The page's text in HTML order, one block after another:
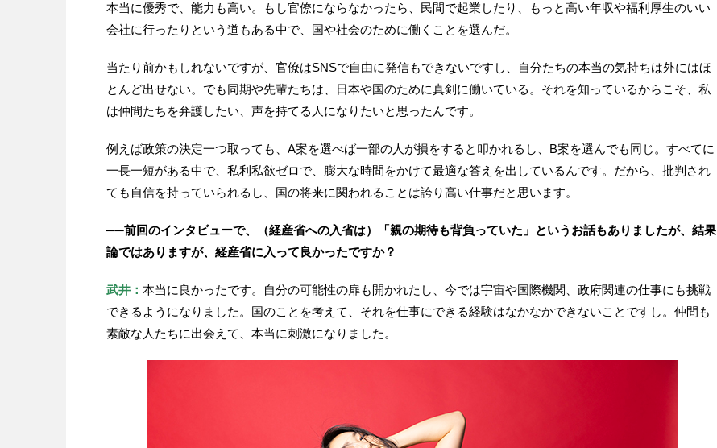
本当に優秀で、能力も高い。もし官僚にならなかったら、民間で起業したり、もっと高い年収や福利厚生のいい
会社に行ったりという道もある中で、国や社会のために働くことを選んだ。
当たり前かもしれないですが、官僚はSNSで自由に発信もできないですし、自分たちの本当の気持ちは外にはほ
とんど出せない。でも同期や先輩たちは、日本や国のために真剣に働いている。それを知っているからこそ、私
は仲間たちを弁護したい、声を持てる人になりたいと思ったんです。
例えば政策の決定一つ取っても、A案を選べば一部の人が損をすると叩かれるし、B案を選んでも同じ。すべてに
一長一短がある中で、私利私欲ゼロで、膨大な時間をかけて最適な答えを出しているんです。だから、批判され
ても自信を持っていられるし、国の将来に関われることは誇り高い仕事だと思います。
──前回のインタビューで、（経産省への入省は）「親の期待も背負っていた」というお話もありましたが、結果
論ではありますが、経産省に入って良かったですか？
武井： 本当に良かったです。自分の可能性の扉も開かれたし、今では宇宙や国際機関、政府関連の仕事にも挑戦
できるようになりました。国のことを考えて、それを仕事にできる経験はなかなかできないことですし。仲間も
素敵な人たちに出会えて、本当に刺激になりました。